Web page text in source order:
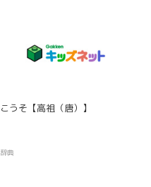
こうそ【高祖（唐）】
辞典